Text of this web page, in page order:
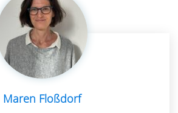
Maren Floßdorf